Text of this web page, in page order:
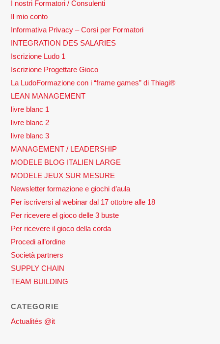
I nostri Formatori / Consulenti
Il mio conto
Informativa Privacy – Corsi per Formatori
INTEGRATION DES SALARIES
Iscrizione Ludo 1
Iscrizione Progettare Gioco
La LudoFormazione con i “frame games” di Thiagi®
LEAN MANAGEMENT
livre blanc 1
livre blanc 2
livre blanc 3
MANAGEMENT / LEADERSHIP
MODELE BLOG ITALIEN LARGE
MODELE JEUX SUR MESURE
Newsletter formazione e giochi d’aula
Per iscriversi al webinar dal 17 ottobre alle 18
Per ricevere el gioco delle 3 buste
Per ricevere il gioco della corda
Procedi all’ordine
Società partners
SUPPLY CHAIN
TEAM BUILDING
CATEGORIE
Actualités @it